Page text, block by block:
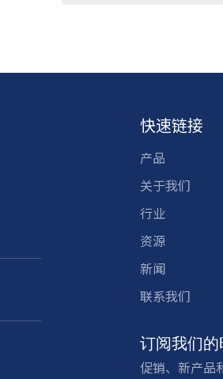
快速链接
产品
关于我们
行业
资源
新闻
联系我们
订阅我们
促销、新产品